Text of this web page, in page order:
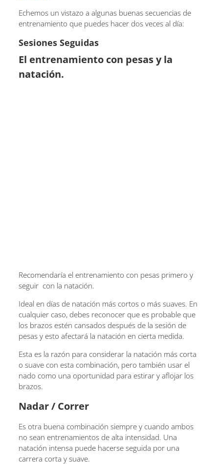
Echemos un vistazo a algunas buenas secuencias de
entrenamiento que puedes hacer dos veces al día:
Sesiones Seguidas
El entrenamiento con pesas y la
natación.
Recomendaría el entrenamiento con pesas primero y
seguir con la natación.
Ideal en días de natación más cortos o más suaves. En
cualquier caso, debes reconocer que es probable que
los brazos estén cansados ​​después de la sesión de
pesas y esto afectará la natación en cierta medida.
Esta es la razón para considerar la natación más corta
o suave con esta combinación, pero también usar el
nado como una oportunidad para estirar y aflojar los
brazos.
Nadar / Correr
Es otra buena combinación siempre y cuando ambos
no sean entrenamientos de alta intensidad. Una
natación intensa puede hacerse seguida por una
carrera corta y suave.